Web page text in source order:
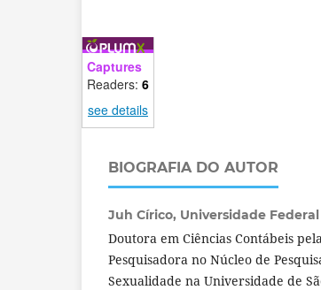
Captures
Readers: 6
see details
BIOGRAFIA DO AUTOR
Juh Círico, Universidade
Doutora em Ciências Contábeis
Pesquisadora no Núcleo de
Sexualidade na Universidade de